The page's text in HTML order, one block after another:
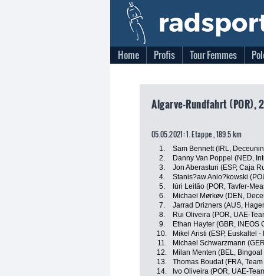
Home Profis Tour Femmes
Algarve-Rundfahrt (POR),
05.05.2021: 1. Etappe , 189.5 km
1.
Sam Bennett (IRL,
2.
Danny Van Poppel (NED,
3.
Jon Aberasturi (ESP, Caja
4.
Stanis?aw Anio?kowski
5.
Iúri Leitão (POR, Tavfer-
6.
Michael Mørkøv (DEN,
7.
Jarrad Drizners (AUS,
8.
Rui Oliveira (POR, UAE-
9.
Ethan Hayter (GBR, INEOS
10.
Mikel Aristi (ESP, Euskaltel -
11.
Michael Schwarzmann
12.
Milan Menten (BEL,
13.
Thomas Boudat (FRA,
14.
Ivo Oliveira (POR, UAE-